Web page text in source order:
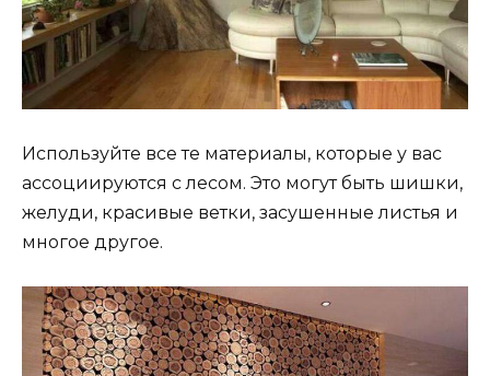
Используйте все те материалы, которые у вас
ассоциируются с лесом. Это могут быть шишки,
желуди, красивые ветки, засушенные листья и
многое другое.